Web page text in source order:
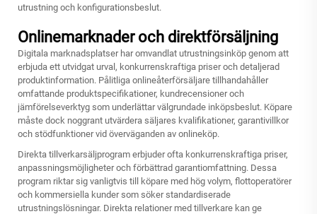
utrustning och konfigurationsbeslut.
Onlinemarknader och direktförsäljning
Digitala marknadsplatser har omvandlat utrustningsinköp genom att
erbjuda ett utvidgat urval, konkurrenskraftiga priser och detaljerad
produktinformation. Pålitliga onlineåterförsäljare tillhandahåller
omfattande produktspecifikationer, kundrecensioner och
jämförelseverktyg som underlättar välgrundade inköpsbeslut. Köpare
måste dock noggrant utvärdera säljares kvalifikationer, garantivillkor
och stödfunktioner vid överväganden av onlineköp.
Direkta tillverkarsäljprogram erbjuder ofta konkurrenskraftiga priser,
anpassningsmöjligheter och förbättrad garantiomfattning. Dessa
program riktar sig vanligtvis till köpare med hög volym, flottoperatörer
och kommersiella kunder som söker standardiserade
utrustningslösningar. Direkta relationer med tillverkare kan ge